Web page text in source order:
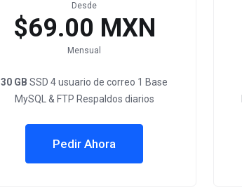
Desde
$69.00 MXN
Mensual
30 GB SSD 4 usuario de correo 1 Base
MySQL & FTP Respaldos diarios
Pedir Ahora